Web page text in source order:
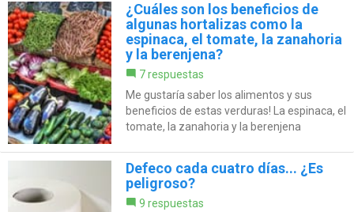
¿Cuáles son los beneficios de
algunas hortalizas como la
espinaca, el tomate, la zanahoria
y la berenjena?
7 respuestas
Me gustaría saber los alimentos y sus
beneficios de estas verduras! La espinaca, el
tomate, la zanahoria y la berenjena
Defeco cada cuatro días... ¿Es
peligroso?
9 respuestas